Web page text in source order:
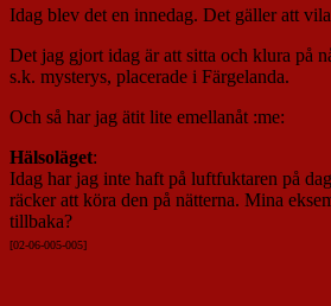
Idag blev det en innedag. Det gäller att
Det jag gjort idag är att sitta och klura på
s.k. mysterys, placerade i Färgelanda.
Och så har jag ätit lite emellanåt :me:
Hälsoläget:
Idag har jag inte haft på luftfuktaren på
räcker att köra den på nätterna. Mina
tillbaka?
[02-06-005-005]